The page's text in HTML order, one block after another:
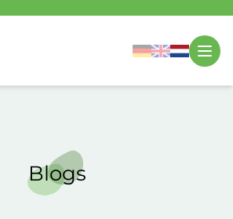
Blogs